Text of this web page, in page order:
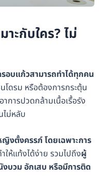
ะกับใคร? ไม่
อบแก้วสามารถทำได้ทุกคน
โดรม หรือต้องการกระตุ้น
การปวดกล้ามเนื้อเรื้อรัง
ไม่หลับ
งตั้งครรภ์ โดยเฉพาะการ
าให้แท้งได้ง่าย รวมไปถึงผู้
บวม อักเสบ หรือมีการติด